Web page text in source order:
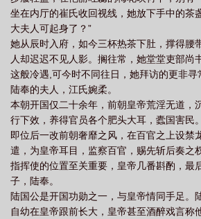
坐在内厅的崔氏收回视线，她放下手中的茶
大夫人可起身了？”
她从辰时入府，如今三杯热茶下肚，撑得腰
人却迟迟不见人影。搁往常，她堂堂吏部尚
这般冷遇,可今时不同往日，她拜访的更非寻
陆奉的夫人，江氏婉柔。
本朝开国仅二十余年，前朝皇帝荒淫无道，
行下效，养得官员各个肥头大耳，蠹国害民
即位后一改前朝奢靡之风，在百官之上设禁
遣，为皇帝耳目，监察百官，赐先斩后奏之权
指挥使的位置至关重要，皇帝几番斟酌，最
子，陆奉。
陆国公是开国功勋之一，与皇帝情同手足。
自幼在皇帝跟前长大，皇帝甚至酒醉戏言称